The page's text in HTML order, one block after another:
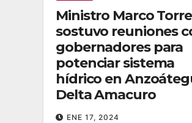
Ministro Marco
sostuvo reuniones
gobernadores para
potenciar sistema
hídrico en
Delta Amacuro
ENE 17, 2024